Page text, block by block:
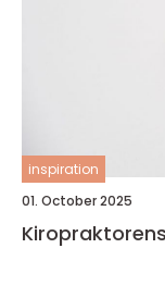
inspiration
01. October 2025